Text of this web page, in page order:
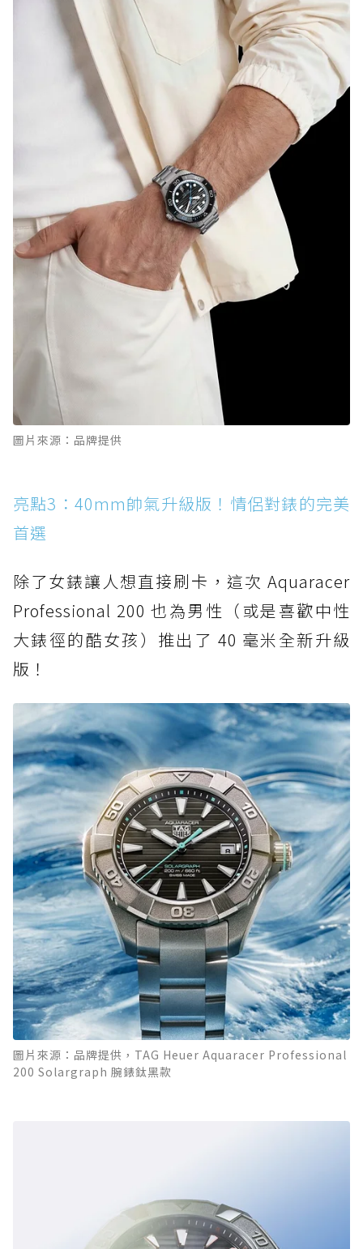
圖片來源：品牌提供
亮點3：40mm帥氣升級版！情侶對錶的完美
首選
除了女錶讓人想直接刷卡，這次 Aquaracer
Professional 200 也為男性（或是喜歡中性
大錶徑的酷女孩）推出了 40 毫米全新升級
版！
圖片來源：品牌提供，TAG Heuer Aquaracer Professional
200 Solargraph 腕錶鈦黑款